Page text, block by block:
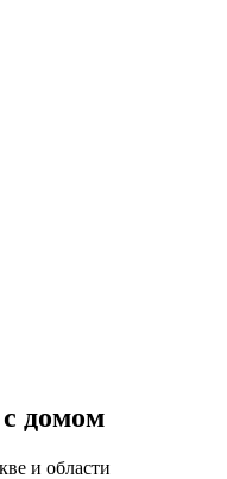
домом
и области